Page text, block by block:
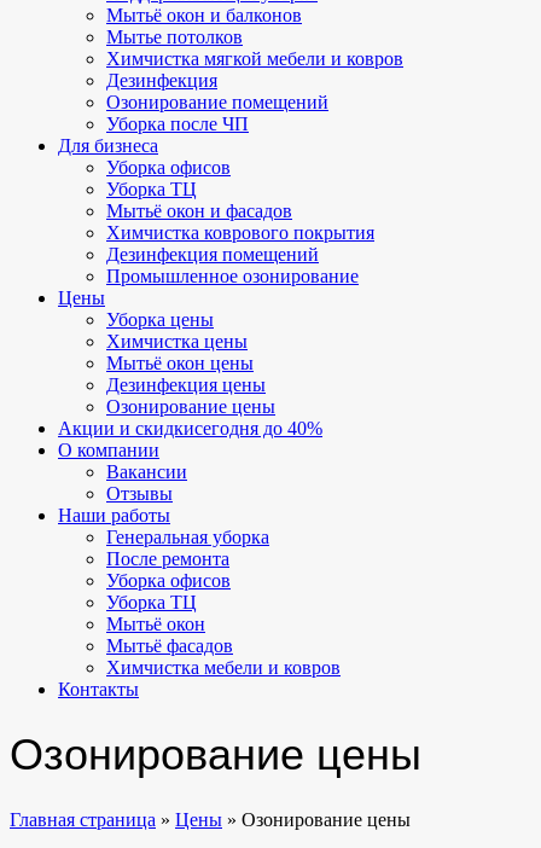
Мытьё окон и балконов
Мытье потолков
Химчистка мягкой мебели и ковров
Дезинфекция
Озонирование помещений
Уборка после ЧП
Для бизнеса
Уборка офисов
Уборка ТЦ
Мытьё окон и фасадов
Химчистка коврового покрытия
Дезинфекция помещений
Промышленное озонирование
Цены
Уборка цены
Химчистка цены
Мытьё окон цены
Дезинфекция цены
Озонирование цены
Акции и скидкисегодня до 40%
О компании
Вакансии
Отзывы
Наши работы
Генеральная уборка
После ремонта
Уборка офисов
Уборка ТЦ
Мытьё окон
Мытьё фасадов
Химчистка мебели и ковров
Контакты
Озонирование цены
Главная страница » Цены » Озонирование цены